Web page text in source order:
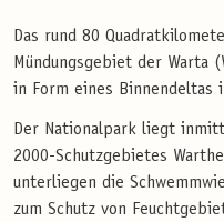
Das rund 80
Mündungsgebiet der
in Form eines Binnendeltas
Der Nationalpark liegt
2000-Schutzgebietes
unterliegen die
zum Schutz von